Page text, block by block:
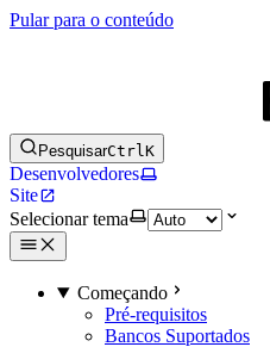
Pular para o conteúdo
PesquisarCtrlK
Desenvolvedores
Site
Selecionar tema
Começando
Pré-requisitos
Bancos Suportados